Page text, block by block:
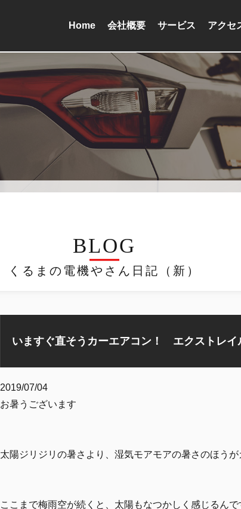
Home 会社概要 サービス アクセ
BLOG
くるまの電機やさん日記（新）
いますぐ直そうカーエアコン！ エクストレイ
2019/07/04
お暑うございます
太陽ジリジリの暑さより、湿気モアモアの暑さのほう
ここまで梅雨空が続くと、太陽もなつかしく感じるんで